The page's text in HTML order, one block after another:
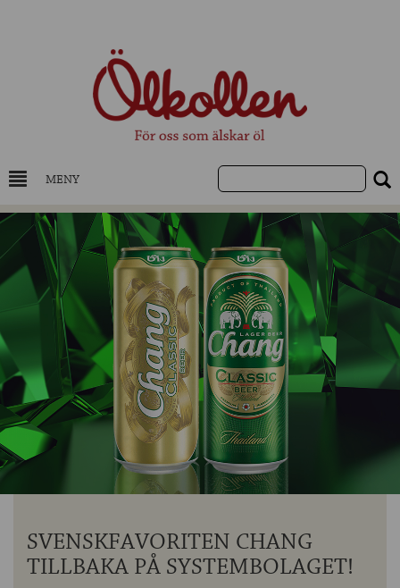
MENY
DRYCKESKUNSKAP
NYHETER
UTVALDA ÖL
UTVALDA CIDER
UTVALDA DESTILLAT
OM ÖLKOLLEN
KONTAKTA OSS
SVENSKFAVORITEN CHANG
TILLBAKA PÅ SYSTEMBOLAGET!